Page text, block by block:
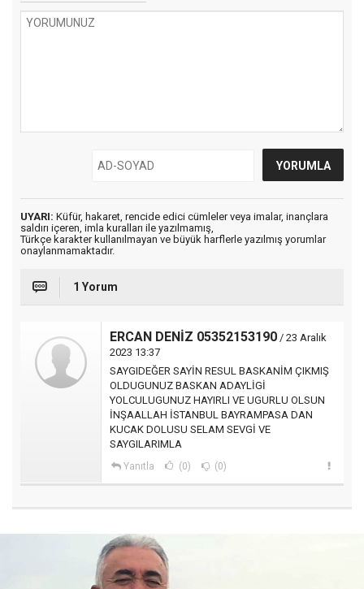
UYARI: Küfür, hakaret, rencide edici cümleler veya imalar, inançlara
saldırı içeren, imla kuralları ile yazılmamış,
Türkçe karakter kullanılmayan ve büyük harflerle yazılmış yorumlar
onaylanmamaktadır.
1 Yorum
ERCAN DENİZ 05352153190 / 23 Aralık
2023 13:37
SAYGIDEĞER SAYİN RESUL BASKANİM ÇIKMIŞ
OLDUGUNUZ BASKAN ADAYLİGİ
YOLCULUGUNUZ HAYIRLI VE UGURLU OLSUN
İNŞAALLAH İSTANBUL BAYRAMPASA DAN
KUCAK DOLUSU SELAM SEVGİ VE
SAYGILARIMLA
Yanıtla (0) (0)